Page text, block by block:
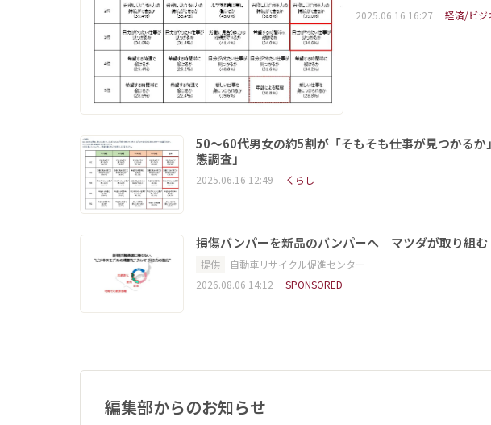
2025.06.16 16:27 経済/ビジ
50～60代男女の約5割が「そもそも仕事が見つかる
態調査」
2025.06.16 12:49 くらし
損傷バンパーを新品のバンパーへ マツダが取り組む
提供
自動車リサイクル促進センター
2026.08.06 14:12
SPONSORED
編集部からのお知らせ